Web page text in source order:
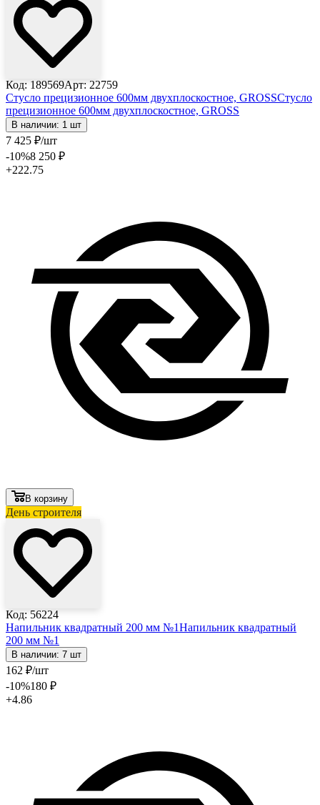
Код: 189569Арт: 22759
Стусло прецизионное 600мм двухплоскостное, GROSSСтусло
прецизионное 600мм двухплоскостное, GROSS
В наличии: 1 шт
7 425 ₽/шт
-10%8 250 ₽
+222.75
В корзину
День строителя
Код: 56224
Напильник квадратный 200 мм №1Напильник квадратный
200 мм №1
В наличии: 7 шт
162 ₽/шт
-10%180 ₽
+4.86